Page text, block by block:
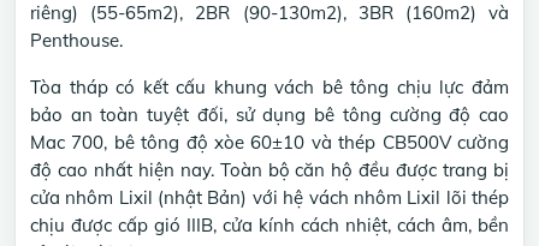
riêng) (55-65m2), 2BR (90-130m2), 3BR (160m2) và
Penthouse.
Tòa tháp có kết cấu khung vách bê tông chịu lực đảm
bảo an toàn tuyệt đối, sử dụng bê tông cường độ cao
Mac 700, bê tông độ xòe 60±10 và thép CB500V cường
độ cao nhất hiện nay. Toàn bộ căn hộ đều được trang bị
cửa nhôm Lixil (nhật Bản) với hệ vách nhôm Lixil lõi thép
chịu được cấp gió IIIB, cửa kính cách nhiệt, cách âm, bền